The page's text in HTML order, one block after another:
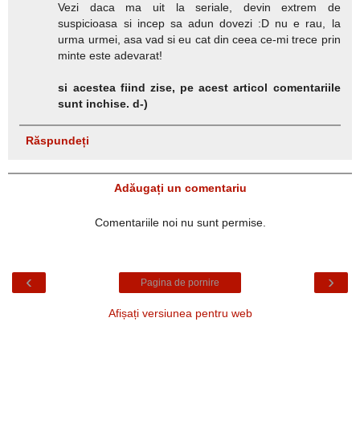
Vezi daca ma uit la seriale, devin extrem de
suspicioasa si incep sa adun dovezi :D nu e rau, la
urma urmei, asa vad si eu cat din ceea ce-mi trece prin
minte este adevarat!
si acestea fiind zise, pe acest articol comentariile
sunt inchise. d-)
Răspundeți
Adăugați un comentariu
Comentariile noi nu sunt permise.
‹ ›
Pagina de pornire
Afișați versiunea pentru web